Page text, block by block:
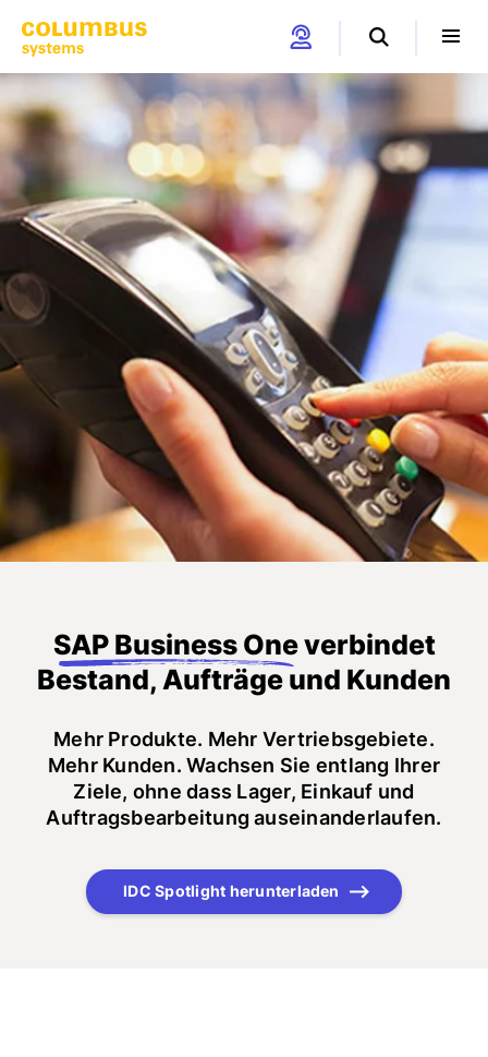
SAP Business Oneverbindet
Bestand, Aufträge und Kunden
Mehr Produkte. Mehr Vertriebsgebiete.
Mehr Kunden. Wachsen Sie entlang Ihrer
Ziele, ohne dass Lager, Einkauf und
Auftragsbearbeitung auseinanderlaufen.
IDC Spotlight herunterladen